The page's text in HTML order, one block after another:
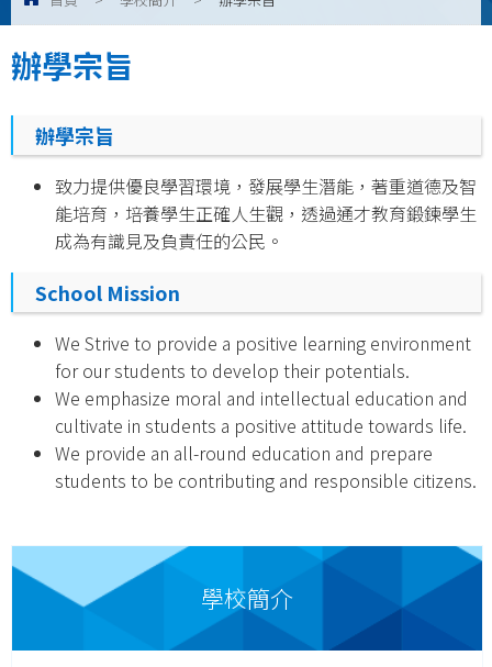
辦學宗旨
辦學宗旨
致力提供優良學習環境，發展學生潛能，著重道德及智
能培育，培養學生正確人生觀，透過通才教育鍛鍊學生
成為有識見及負責任的公民。
School Mission
We Strive to provide a positive learning environment
for our students to develop their potentials.
We emphasize moral and intellectual education and
cultivate in students a positive attitude towards life.
We provide an all-round education and prepare
students to be contributing and responsible citizens.
學校簡介